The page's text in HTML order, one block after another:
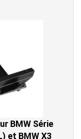
BMW Série
et BMW X3